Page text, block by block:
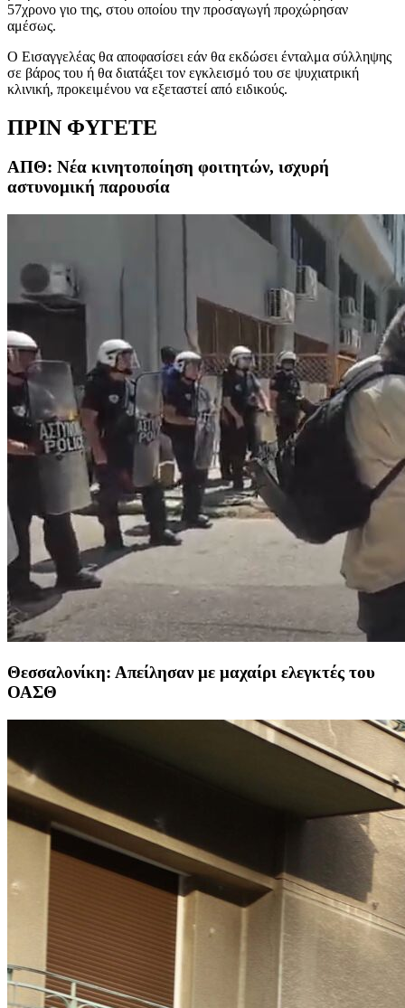
57χρονο γιο της, στου οποίου την προσαγωγή προχώρησαν
αμέσως.
Ο Εισαγγελέας θα αποφασίσει εάν θα εκδώσει ένταλμα σύλληψης
σε βάρος του ή θα διατάξει τον εγκλεισμό του σε ψυχιατρική
κλινική, προκειμένου να εξεταστεί από ειδικούς.
ΠΡΙΝ ΦΥΓΕΤΕ
ΑΠΘ: Νέα κινητοποίηση φοιτητών, ισχυρή
αστυνομική παρουσία
Θεσσαλονίκη: Απείλησαν με μαχαίρι ελεγκτές του
ΟΑΣΘ